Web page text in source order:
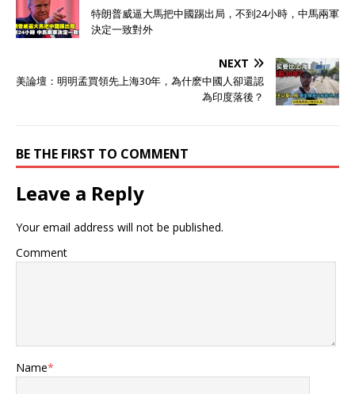
特朗普威逼大馬把中國踢出局，不到24小時，中馬兩軍
決定一致對外
NEXT
美論壇：明明孟買領先上海30年，為什麽中國人卻還認
為印度落後？
BE THE FIRST TO COMMENT
Leave a Reply
Your email address will not be published.
Comment
Name*